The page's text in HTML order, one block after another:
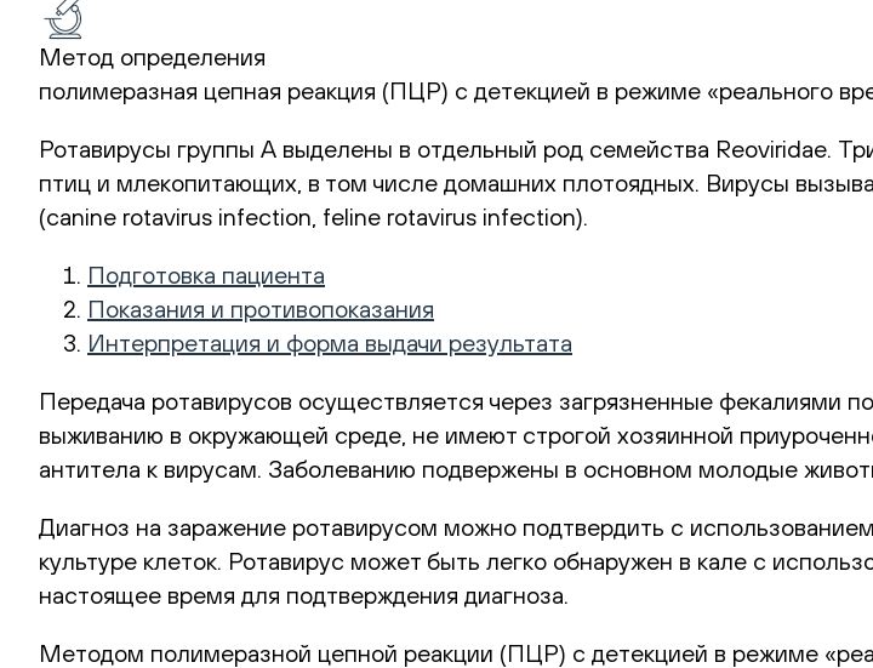
Метод определения
полимеразная цепная реакция (ПЦР) с детекцией в режиме «реального
Ротавирусы группы А выделены в отдельный род семейства Reoviridae.
птиц и млекопитающих, в том числе домашних плотоядных. Вирусы
(canine rotavirus infection, feline rotavirus infection).
Подготовка пациента
Показания и противопоказания
Интерпретация и форма выдачи результата
Передача ротавирусов осуществляется через загрязненные
выживанию в окружающей среде, не имеют строгой хозяинной
антитела к вирусам. Заболеванию подвержены в основном молодые
Диагноз на заражение ротавирусом можно подтвердить с
культуре клеток. Ротавирус может быть легко обнаружен в кале с
настоящее время для подтверждения диагноза.
Методом полимеразной цепной реакции (ПЦР) с детекцией в режиме